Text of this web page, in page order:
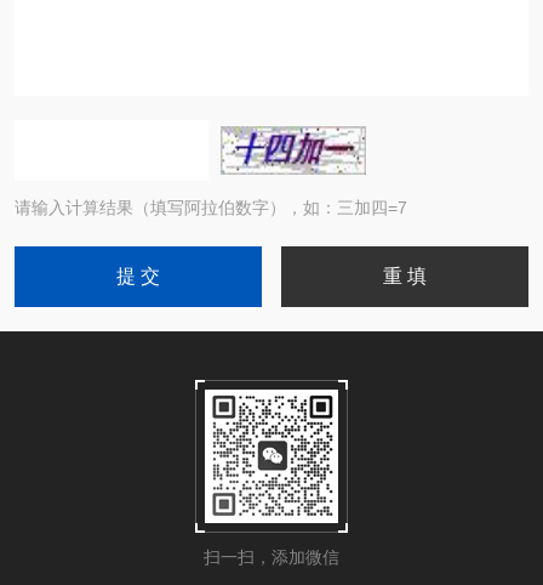
请输入计算结果（填写阿拉伯数字），如：三加四=7
扫一扫，添加微信